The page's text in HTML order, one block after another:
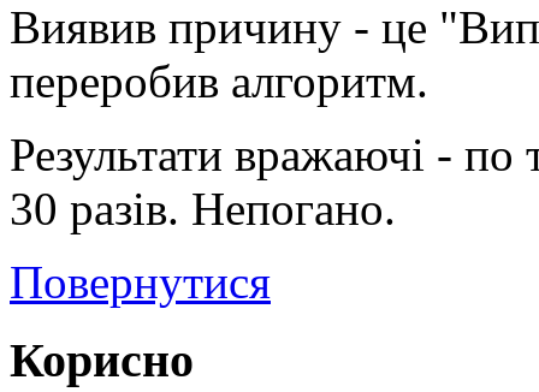
Виявив причину - це
переробив алгоритм.
Результати вражаючі -
30 разів. Непогано.
Повернутися
Корисно